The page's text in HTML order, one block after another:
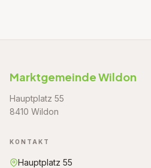
Marktgemeinde Wildon
Hauptplatz 55
8410 Wildon
KONTAKT
Hauptplatz 55